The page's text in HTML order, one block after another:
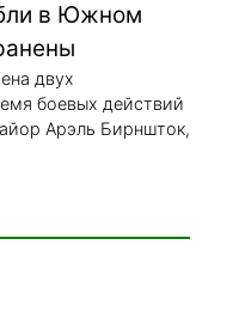
в Южном
двух
боевых действий
Арэль Бирншток,